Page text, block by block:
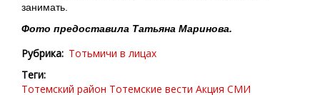
занимать.
Фото предоставила Татьяна Маринова.
Рубрика Тотьмичи в лицах
Теги
Тотемский район Тотемские вести Акция СМИ